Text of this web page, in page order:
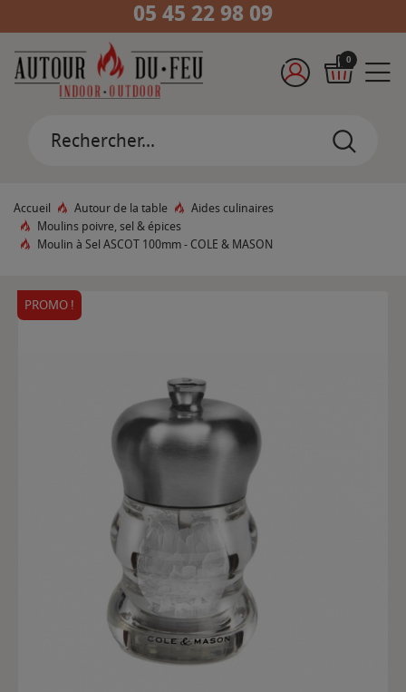
05 45 22 98 09
0
Accueil Autour de la table
Aides culinaires
Moulins poivre, sel & épices
Moulin à Sel ASCOT 100mm - COLE & MASON
PROMO !